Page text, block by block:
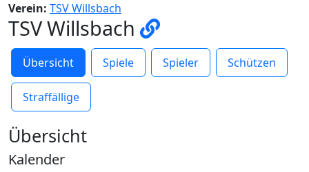
Verein: TSV Willsbach
TSV Willsbach
Übersicht Spiele Spieler Schützen
Straffällige
Übersicht
Kalender